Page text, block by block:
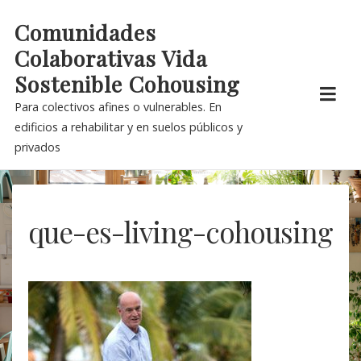
content
Comunidades
Colaborativas Vida
Sostenible Cohousing
Para colectivos afines o vulnerables. En
edificios a rehabilitar y en suelos públicos y
privados
que-es-living-cohousing